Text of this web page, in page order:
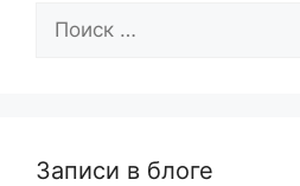
Поиск:
Записи в блоге